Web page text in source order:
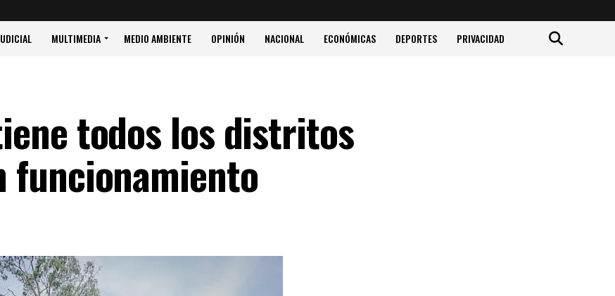
MULTIMEDIA MEDIO AMBIENTE OPINIÓN NACIONAL ECONÓMICAS DEPORTES PRIVACIDAD
todos los distritos
funcionamiento